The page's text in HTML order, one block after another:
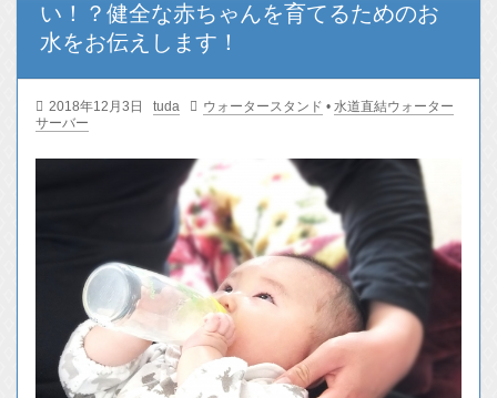
い！？健全な赤ちゃんを育てるためのお
水をお伝えします！
2018年12月3日 tuda ウォータースタンド • 水道直結ウォーター
サーバー